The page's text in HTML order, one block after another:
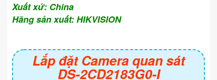
Xuất xứ: China
Hãng sản xuất: HIKVISION
Lắp đặt Camera quan sát
DS-2CD2183G0-I